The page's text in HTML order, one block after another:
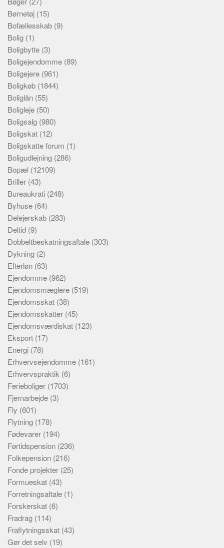
Børnetøj (15)
Bofællesskab (9)
Bolig (1)
Boligbytte (3)
Boligejendomme (89)
Boligejere (961)
Boligkøb (1844)
Boliglån (55)
Boligleje (50)
Boligsalg (980)
Boligskat (12)
Boligskatte forum (1)
Boligudlejning (286)
Bopæl (12109)
Briller (43)
Bureaukrati (248)
Byhuse (64)
Delejerskab (283)
Deltid (9)
Dobbeltbeskatningsaftale (303)
Dykning (2)
Efterløn (63)
Ejendomme (962)
Ejendomsmæglere (519)
Ejendomsskat (38)
Ejendomsskatter (45)
Ejendomsværdiskat (123)
Eksport (17)
Energi (78)
Erhvervsejendomme (161)
Erhvervspraktik (6)
Ferieboliger (1703)
Fjernarbejde (3)
Fly (601)
Flytning (178)
Fødevarer (194)
Førtidspension (236)
Folkepension (216)
Fonde projekter (25)
Formueskat (43)
Forretningsaftale (1)
Forskerskat (6)
Fradrag (114)
Fraflytningsskat (43)
Gør det selv (19)